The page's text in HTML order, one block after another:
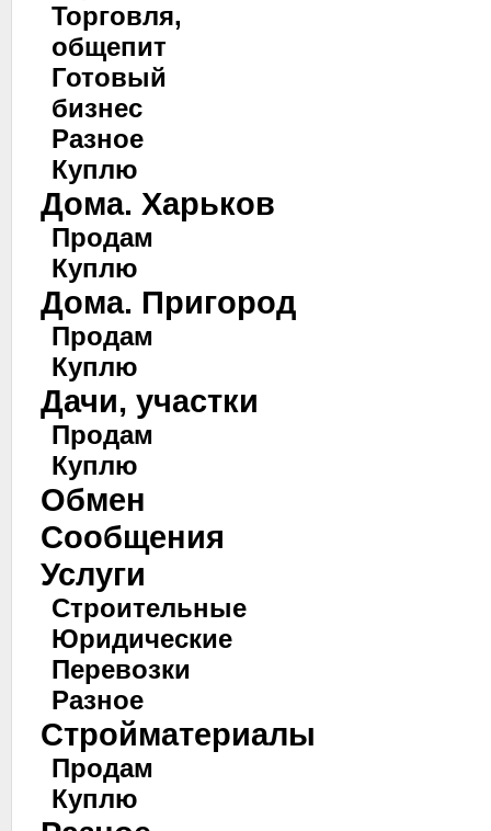
Торговля,
общепит
Готовый
бизнес
Разное
Куплю
Дома. Харьков
Продам
Куплю
Дома. Пригород
Продам
Куплю
Дачи, участки
Продам
Куплю
Обмен
Сообщения
Услуги
Строительные
Юридические
Перевозки
Разное
Стройматериалы
Продам
Куплю